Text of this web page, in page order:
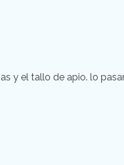
y el tallo de apio. lo